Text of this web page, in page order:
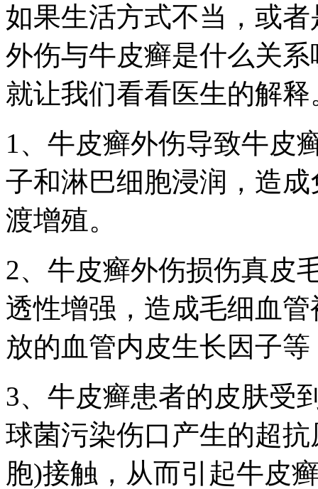
如果生活方式不当，或
外伤与牛皮癣是什么关
就让我们看看医生的解释
1、牛皮癣外伤导致牛皮
子和淋巴细胞浸润，造
渡增殖。
2、牛皮癣外伤损伤真皮
透性增强，造成毛细血
放的血管内皮生长因子
3、牛皮癣患者的皮肤受
球菌污染伤口产生的超
胞)接触，从而引起牛皮